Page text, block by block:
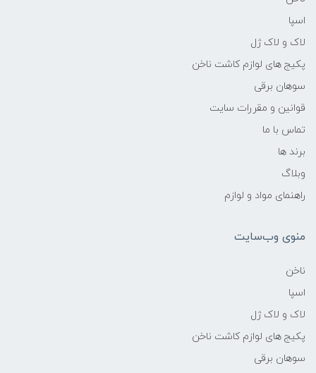
اسپا
لاک و لاک ژل
پکیج های لوازم کاشت ناخن
سوهان برقی
قوانین و مقررات سایت
تماس با ما
برند ها
وبلاگ
راهنمای مواد و لوازم
منوی وب‌سایت
ناخن
اسپا
لاک و لاک ژل
پکیج های لوازم کاشت ناخن
سوهان برقی